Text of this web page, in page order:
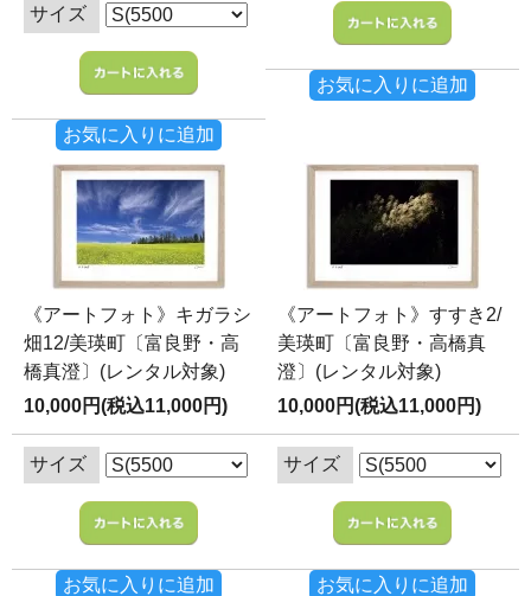
サイズ
お気に入りに追加
お気に入りに追加
《アートフォト》キガラシ
畑12/美瑛町〔富良野・高
橋真澄〕(レンタル対象)
10,000円(税込11,000円)
サイズ
お気に入りに追加
《アートフォト》すすき2/
美瑛町〔富良野・高橋真
澄〕(レンタル対象)
10,000円(税込11,000円)
サイズ
お気に入りに追加